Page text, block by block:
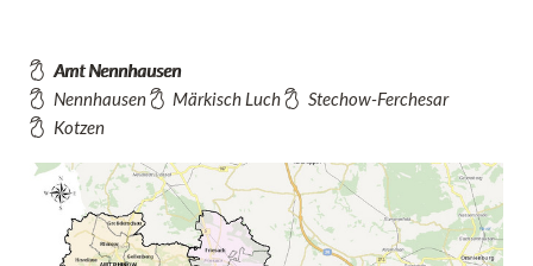
Amt Nennhausen
Nennhausen
Märkisch Luch
Stechow-Ferchesar
Kotzen